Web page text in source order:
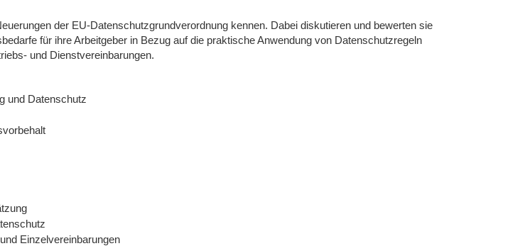
der EU-Datenschutzgrundverordnung kennen. Dabei diskutieren und bewerten sie
für ihre Arbeitgeber in Bezug auf die praktische Anwendung von Datenschutzregeln
und Dienstvereinbarungen.
und Datenschutz
Einzelvereinbarungen